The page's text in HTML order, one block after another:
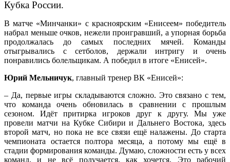
Кубка России.
В матче «Минчанки» с красноярским «Енисеем» победитель
набрал меньше очков, нежели проигравший, а упорная борьба
продолжалась до самых последних мячей. Команды
отыгрывались с сетболов, держали интригу и очень
понравились болельщикам. А победил в итоге «Енисей».
Юрий Мельничук, главный тренер ВК «Енисей»:
– Да, первые игры складываются сложно. Это связано с тем,
что команда очень обновилась в сравнении с прошлым
сезоном. Идёт притирка игроков друг к другу. Мы уже
провели матчи на Кубке Сибири и Дальнего Востока, здесь
второй матч, но пока не все связи ещё налажены. До старта
чемпионата остается полтора месяца, а потому мы ещё в
стадии формирования команды. Думаю, сложности есть у всех
команд, и не всё получается, как хочется. Это рабочий